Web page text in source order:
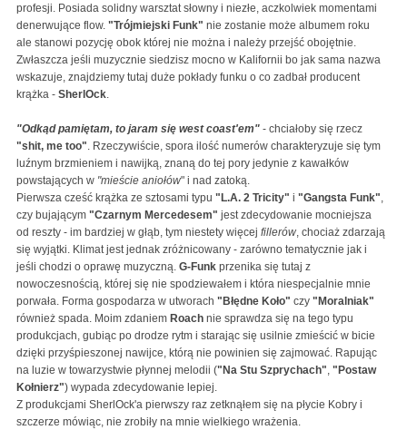
profesji. Posiada solidny warsztat słowny i niezłe, aczkolwiek momentami
denerwujące flow. "Trójmiejski Funk" nie zostanie może albumem roku
ale stanowi pozycję obok której nie można i należy przejść obojętnie.
Zwłaszcza jeśli muzycznie siedzisz mocno w Kalifornii bo jak sama nazwa
wskazuje, znajdziemy tutaj duże pokłady funku o co zadbał producent
krążka - SherlOck.
"Odkąd pamiętam, to jaram się west coast'em" - chciałoby się rzecz
"shit, me too". Rzeczywiście, spora ilość numerów charakteryzuje się tym
luźnym brzmieniem i nawijką, znaną do tej pory jedynie z kawałków
powstających w "mieście aniołów" i nad zatoką.
Pierwsza cześć krążka ze sztosami typu "L.A. 2 Tricity" i "Gangsta Funk",
czy bujającym "Czarnym Mercedesem" jest zdecydowanie mocniejsza
od reszty - im bardziej w głąb, tym niestety więcej fillerów, chociaż zdarzają
się wyjątki. Klimat jest jednak zróżnicowany - zarówno tematycznie jak i
jeśli chodzi o oprawę muzyczną. G-Funk przenika się tutaj z
nowoczesnością, której się nie spodziewałem i która niespecjalnie mnie
porwała. Forma gospodarza w utworach "Błędne Koło" czy "Moralniak"
również spada. Moim zdaniem Roach nie sprawdza się na tego typu
produkcjach, gubiąc po drodze rytm i starając się usilnie zmieścić w bicie
dzięki przyśpieszonej nawijce, którą nie powinien się zajmować. Rapując
na luzie w towarzystwie płynnej melodii ("Na Stu Szprychach", "Postaw
Kołnierz") wypada zdecydowanie lepiej.
Z produkcjami SherlOck'a pierwszy raz zetknąłem się na płycie Kobry i
szczerze mówiąc, nie zrobiły na mnie wielkiego wrażenia.